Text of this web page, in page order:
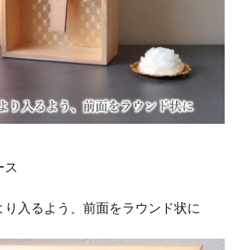
ス
入るよう、前面をラウンド状に